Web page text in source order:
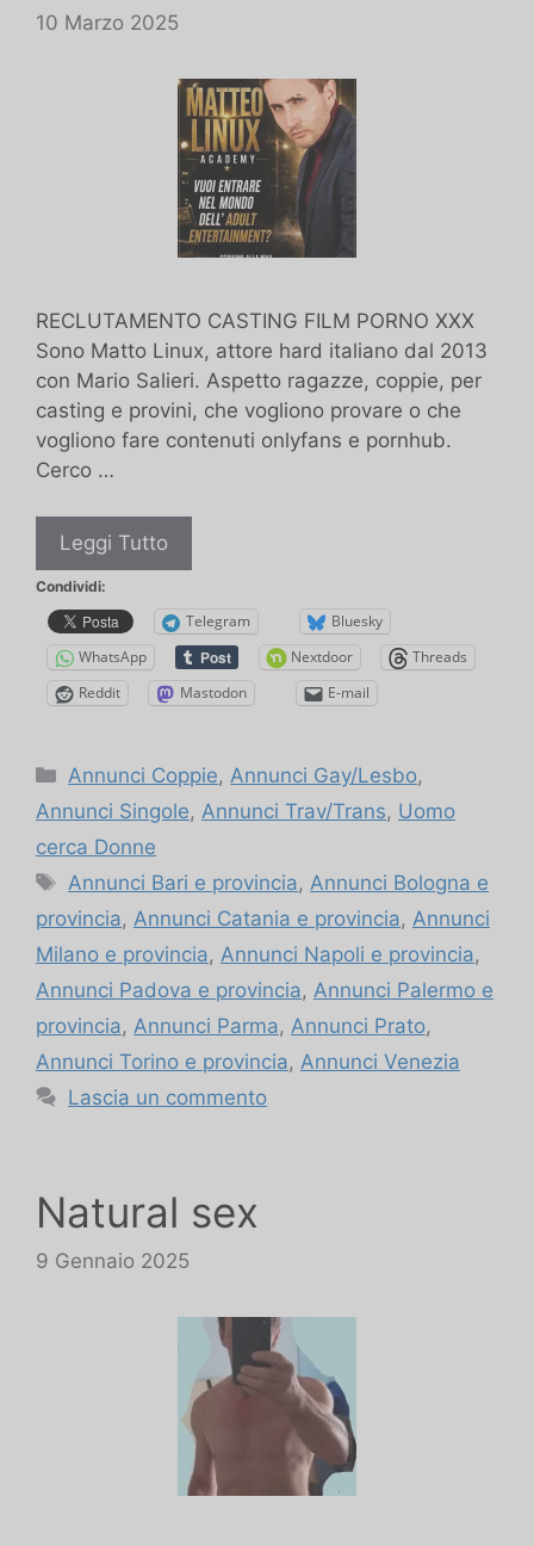
10 Marzo 2025
RECLUTAMENTO CASTING FILM PORNO XXX
Sono Matto Linux, attore hard italiano dal 2013
con Mario Salieri. Aspetto ragazze, coppie, per
casting e provini, che vogliono provare o che
vogliono fare contenuti onlyfans e pornhub.
Cerco …
Leggi TuttoCasting
per
per
adulti
–
di
nuovi
Condividi:
Telegram
Bluesky
WhatsApp
Nextdoor
Threads
Reddit
Mastodon E-mail
Categorie
Annunci Coppie, Annunci Gay/Lesbo,
Annunci Singole, Annunci Trav/Trans, Uomo
cerca Donne
Tag
Annunci Bari e provincia, Annunci Bologna e
provincia, Annunci Catania e provincia, Annunci
Milano e provincia, Annunci Napoli e provincia,
Annunci Padova e provincia, Annunci Palermo e
provincia, Annunci Parma, Annunci Prato,
Annunci Torino e provincia, Annunci Venezia
Lascia un commento
Natural sex
9 Gennaio 2025